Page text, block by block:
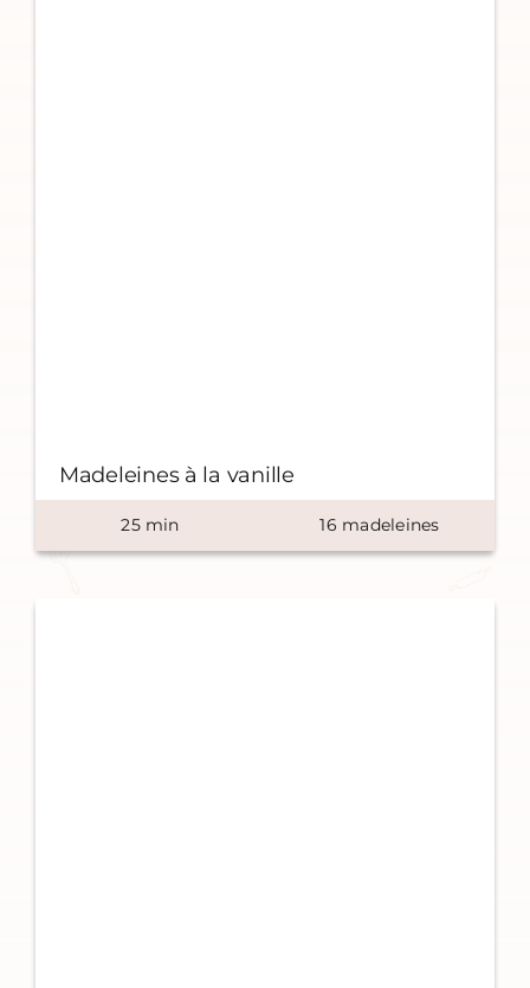
Madeleines à la vanille
25min 16 madeleines